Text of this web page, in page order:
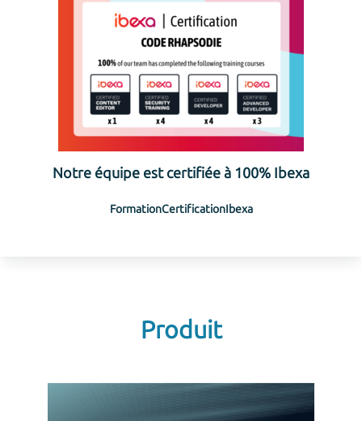
Notre équipe est certifiée à 100% Ibexa
FormationCertificationIbexa
Produit